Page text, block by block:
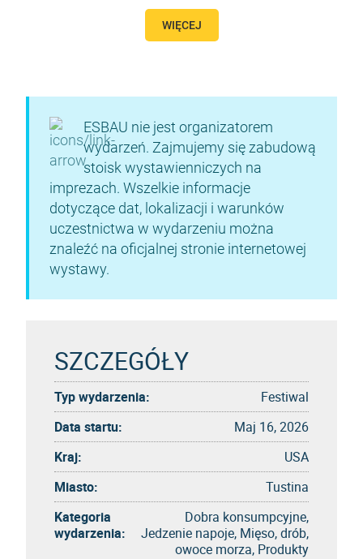
WIĘCEJ
ESBAU nie jest organizatorem
wydarzeń. Zajmujemy się zabudową
stoisk wystawienniczych na
imprezach. Wszelkie informacje
dotyczące dat, lokalizacji i warunków
uczestnictwa w wydarzeniu można
znaleźć na oficjalnej stronie internetowej
wystawy.
SZCZEGÓŁY
Typ wydarzenia:
Festiwal
Data startu:
Maj 16, 2026
Kraj:
USA
Miasto:
Tustina
Kategoria
wydarzenia:
Dobra konsumpcyjne,
Jedzenie napoje, Mięso, drób,
owoce morza, Produkty